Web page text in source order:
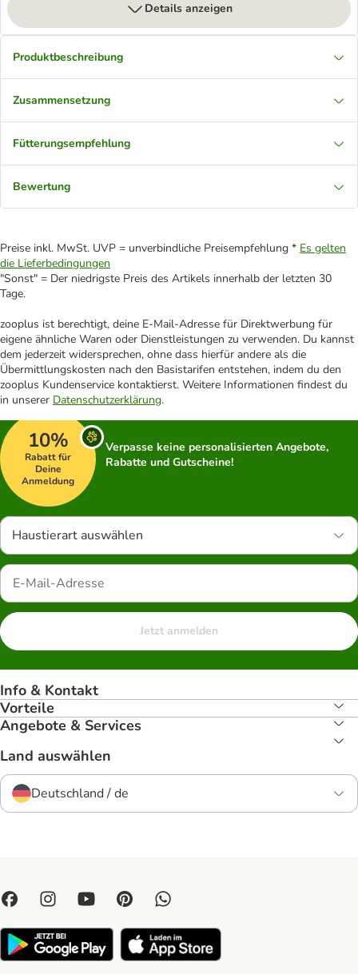
Details anzeigen
Produktbeschreibung
Zusammensetzung
Fütterungsempfehlung
Bewertung
Preise inkl. MwSt. UVP = unverbindliche Preisempfehlung * Es gelten
die Lieferbedingungen
"Sonst" = Der niedrigste Preis des Artikels innerhalb der letzten 30
Tage.
zooplus ist berechtigt, deine E-Mail-Adresse für Direktwerbung für
eigene ähnliche Waren oder Dienstleistungen zu verwenden. Du kannst
dem jederzeit widersprechen, ohne dass hierfür andere als die
Übermittlungskosten nach den Basistarifen entstehen, indem du den
zooplus Kundenservice kontaktierst. Weitere Informationen findest du
in unserer Datenschutzerklärung.
10%
Rabatt für
Deine
Anmeldung
Verpasse keine personalisierten Angebote,
Rabatte und Gutscheine!
Haustierart auswählen
Jetzt anmelden
Info & Kontakt
Vorteile
Angebote & Services
Land auswählen
Deutschland / de